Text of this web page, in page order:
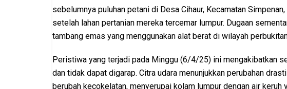
sebelumnya puluhan petani di Desa Cihaur, Kecamatan
setelah lahan pertanian mereka tercemar lumpur. Dugaan
tambang emas yang menggunakan alat berat di wilayah
Peristiwa yang terjadi pada Minggu (6/4/25) ini mengakibatkan
dan tidak dapat digarap. Citra udara menunjukkan perubahan
berubah kecokelatan, menyerupai kolam lumpur dengan air keruh